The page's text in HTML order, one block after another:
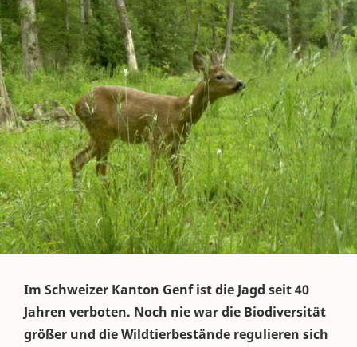
Im Schweizer Kanton Genf ist die Jagd seit 40
Jahren verboten. Noch nie war die Biodiversität
größer und die Wildtierbestände regulieren sich